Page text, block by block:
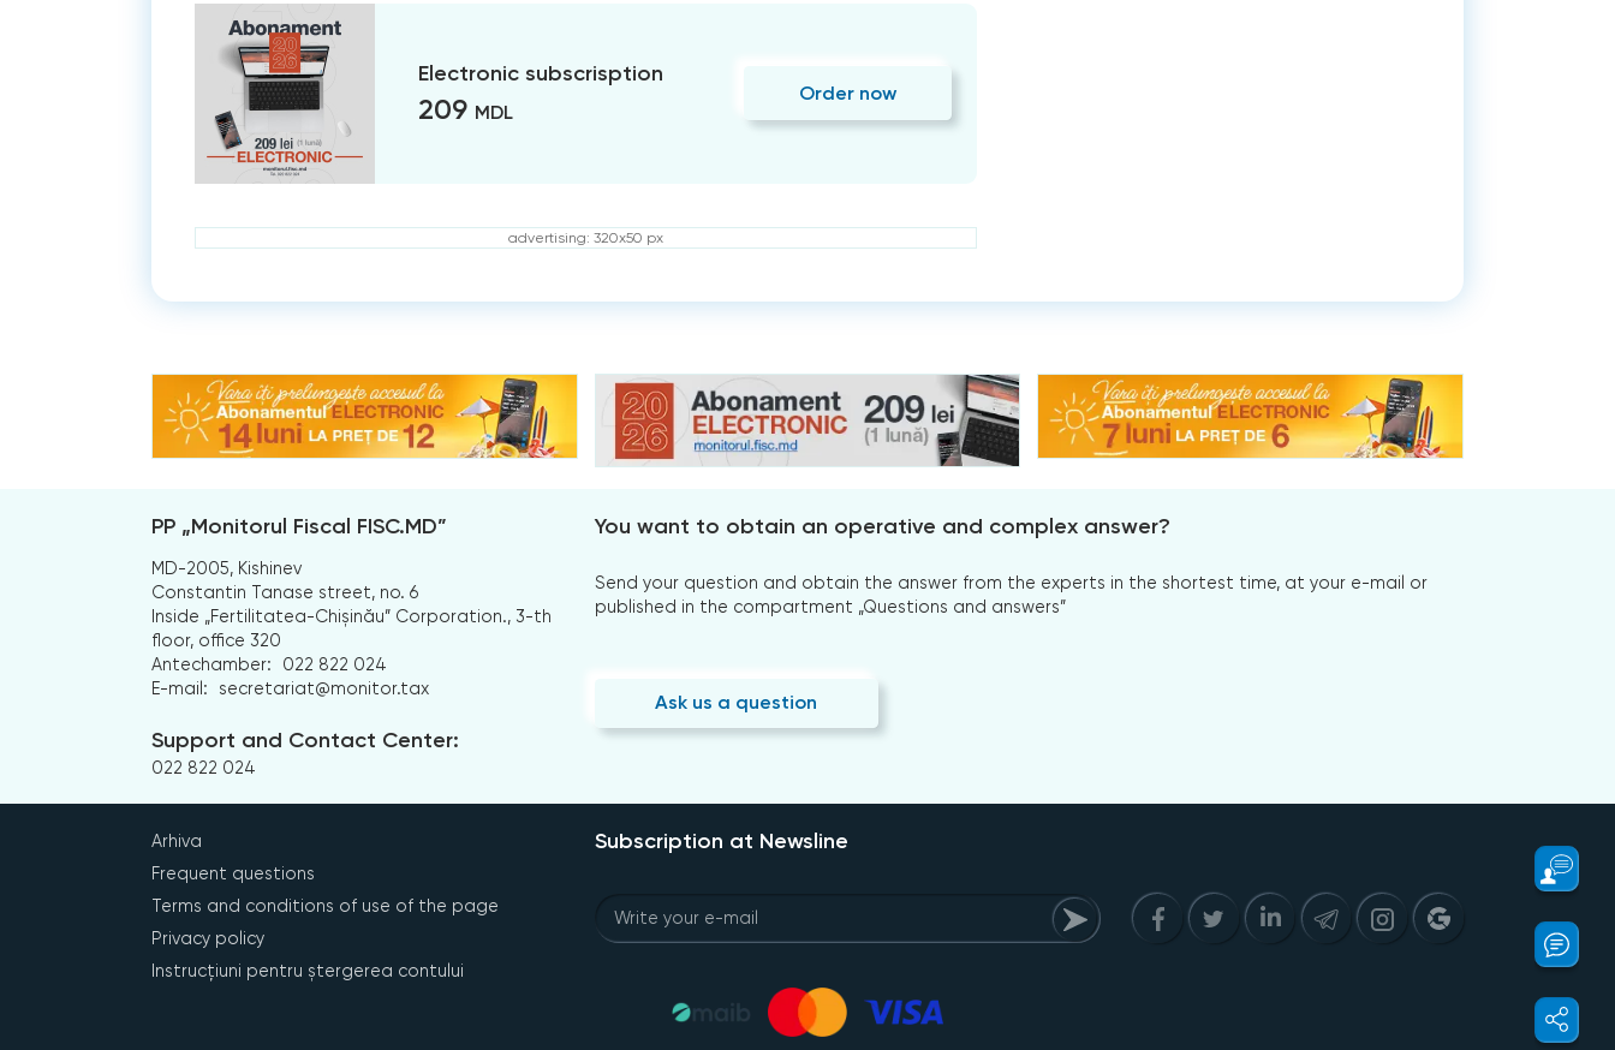
Electronic subscrisption
209 MDL
Order now
advertising: 320x50 px
PP „Monitorul Fiscal FISC.MD”
MD-2005, Kishinev
Constantin Tanase street, no. 6
Inside „Fertilitatea-Chișinău” Corporation., 3-th
floor, office 320
Antechamber:
022 822 024
E-mail:
secretariat@monitor.tax
Support and Contact Center:
022 822 024
You want to obtain an operative and complex answer?
Send your question and obtain the answer from the experts in the shortest time, at your e-mail or
published in the compartment „Questions and answers”
Ask us a question
Arhiva
Frequent questions
Terms and conditions of use of the page
Privacy policy
Instrucțiuni pentru ștergerea contului
Subscription at Newsline